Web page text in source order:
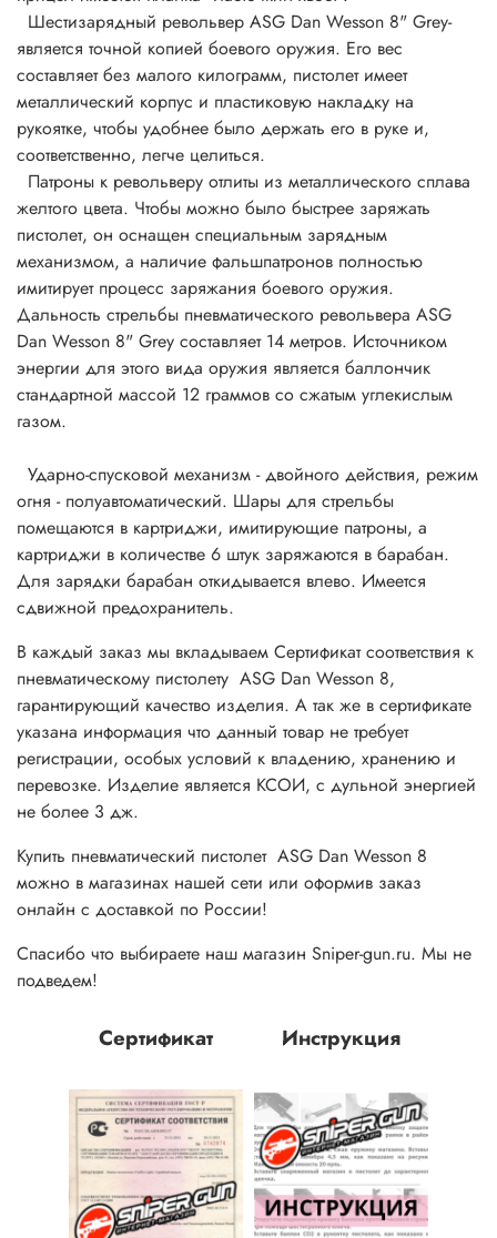
Шестизарядный револьвер ASG Dan Wesson 8" Grey-
является точной копией боевого оружия. Его вес
составляет без малого килограмм, пистолет имеет
металлический корпус и пластиковую накладку на
рукоятке, чтобы удобнее было держать его в руке и,
соответственно, легче целиться.
Патроны к револьверу отлиты из металлического сплава
желтого цвета. Чтобы можно было быстрее заряжать
пистолет, он оснащен специальным зарядным
механизмом, а наличие фальшпатронов полностью
имитирует процесс заряжания боевого оружия.
Дальность стрельбы пневматического револьвера ASG
Dan Wesson 8" Grey составляет 14 метров. Источником
энергии для этого вида оружия является баллончик
стандартной массой 12 граммов со сжатым углекислым
газом.
Ударно-спусковой механизм - двойного действия, режим
огня - полуавтоматический. Шары для стрельбы
помещаются в картриджи, имитирующие патроны, а
картриджи в количестве 6 штук заряжаются в барабан.
Для зарядки барабан откидывается влево. Имеется
сдвижной предохранитель.
В каждый заказ мы вкладываем Сертификат соответствия к
пневматическому пистолету ASG Dan Wesson 8,
гарантирующий качество изделия. А так же в сертификате
указана информация что данный товар не требует
регистрации, особых условий к владению, хранению и
перевозке. Изделие является КСОИ, с дульной энергией
не более 3 дж.
Купить пневматический пистолет ASG Dan Wesson 8
можно в магазинах нашей сети или оформив заказ
онлайн с доставкой по России!
Спасибо что выбираете наш магазин Sniper-gun.ru. Мы не
подведем!
Сертификат Инструкция